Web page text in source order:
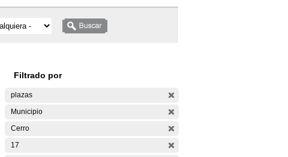
Filtrado por
plazas
Municipio
Cerro
17